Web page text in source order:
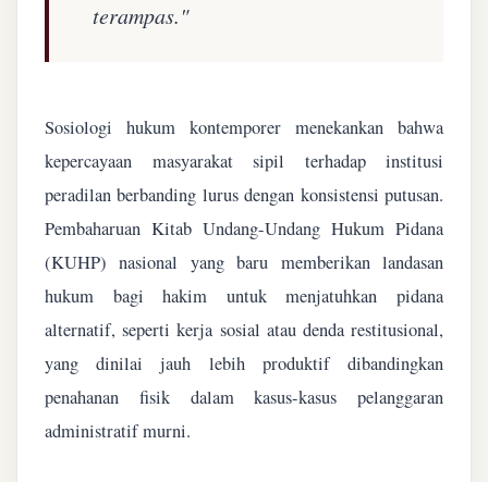
terampas."
Sosiologi hukum kontemporer menekankan bahwa
kepercayaan masyarakat sipil terhadap institusi
peradilan berbanding lurus dengan konsistensi putusan.
Pembaharuan Kitab Undang-Undang Hukum Pidana
(KUHP) nasional yang baru memberikan landasan
hukum bagi hakim untuk menjatuhkan pidana
alternatif, seperti kerja sosial atau denda restitusional,
yang dinilai jauh lebih produktif dibandingkan
penahanan fisik dalam kasus-kasus pelanggaran
administratif murni.